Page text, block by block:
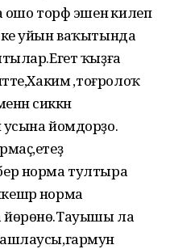
ошо торф эшенә килеп
уйын ваҡытында
ҡыҙға
,тоғролоҡ
сиккән
усына йомдорҙо.
норма тултыра
норма
йөрөнө.Тауышы ла